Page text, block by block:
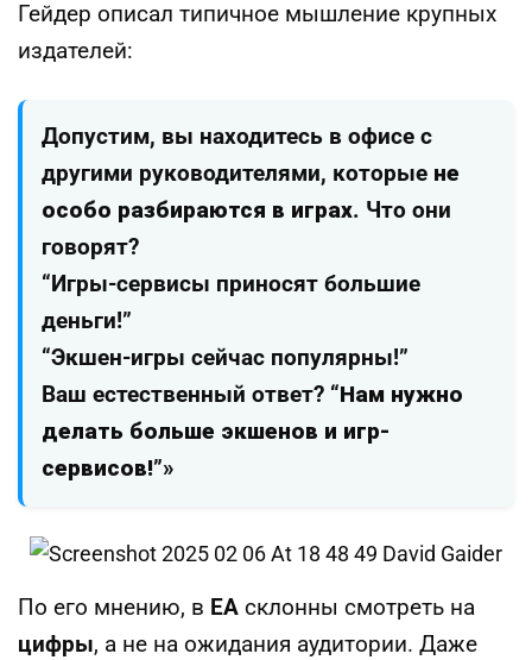
Гейдер описал типичное мышление крупных
издателей:
Допустим, вы находитесь в офисе с
другими руководителями, которые не
особо разбираются в играх. Что они
говорят?
“Игры-сервисы приносят большие
деньги!”
“Экшен-игры сейчас популярны!”
Ваш естественный ответ? “Нам нужно
делать больше экшенов и игр-
сервисов!”»
По его мнению, в EA склонны смотреть на
цифры, а не на ожидания аудитории. Даже